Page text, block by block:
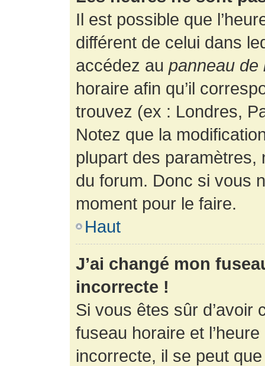
Il est possible que
différent de celui dans
accédez au panneau de
horaire afin qu’il
trouvez (ex : Londres,
Notez que la
plupart des paramètres,
du forum. Donc si vous
moment pour le faire.
Haut
J’ai changé mon
incorrecte !
Si vous êtes sûr d’avoir
fuseau horaire et
incorrecte, il se peut